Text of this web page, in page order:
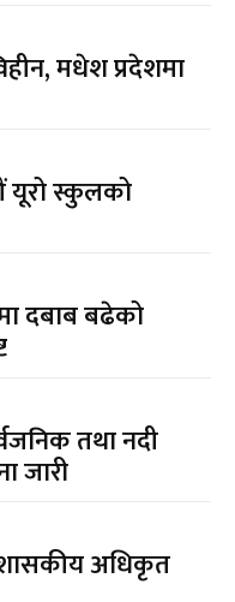
मधेश प्रदेशमा
यूरो स्कुलको
दबाब बढेको
तथा नदी
जारी
अधिकृत